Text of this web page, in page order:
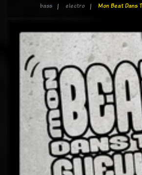
bass electro Mon Beat Dans